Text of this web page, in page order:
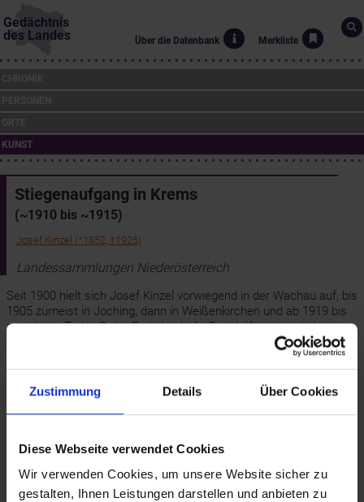
Zustimmung Details Über Cookies
Diese Webseite verwendet Cookies
Wir verwenden Cookies, um unsere Website sicher zu
gestalten, Ihnen Leistungen darstellen und anbieten zu
Gedächtnis
des Landes
Über die Datenbank Merkliste
KUNST
Stiegenaufgang in Krems
(~1910 bis ~1915)
Josef Kinzel (*1852, †1925)
Landessammlungen Niederösterreich
Seit 1900 hielt sich Josef Kinzel vorwiegend in der Wachau auf, bis
1905 zumeist in Joching, dann in Weißenkirchen und ab 1919 bis
zu seinem Tod in Spitz. Erst durch die Beschäftigung mit der
Wachau erreichte der auf Genremalerei spezialiserte Künstler
Diese um 1910/15 entstandene Bleistiftzeichnung, vermutlich eine
Kulisse für eine seiner Genreszenen, zeigt den mittlerweile
verbauten Stiegenaufgang zur Gozzo-Burg von der Unteren
Landstraße aus.
2003, S. 234)
Bilder (1)